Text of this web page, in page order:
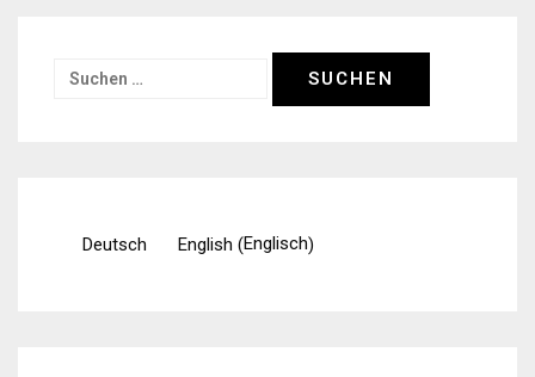
Suchen
Deutsch English (Englisch)